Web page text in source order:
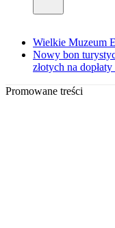
Wielkie Muzeum
Nowy bon
złotych na
Promowane treści